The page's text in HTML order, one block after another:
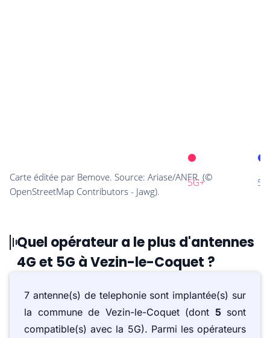
Quel opérateur a le plus d'antennes
4G et 5G à Vezin-le-Coquet ?
7 antenne(s) de telephonie sont implantée(s) sur
la commune de Vezin-le-Coquet (dont 5sont
compatible(s) avec la 5G). Parmi les opérateurs